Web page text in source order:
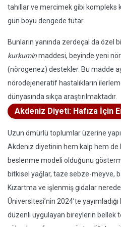
tahıllar ve mercimek gibi kompleks
gün boyu dengede tutar.
Bunların yanında zerdeçal da özel
kurkuminmaddesi, beyinde yeni
(nörogenez) destekler. Bu madde
nörodejeneratif hastalıkların
dünyasında sıkça araştırılmaktadır.
Akdeniz Diyeti: Hafıza İçin
Uzun ömürlü toplumlar üzerine
Akdeniz diyetinin hem kalp hem de
beslenme modeli olduğunu
bitkisel yağlar, taze sebze-meyve,
Kızartma ve işlenmiş gıdalar
Üniversitesi’nin 2024’te
düzenli uygulayan bireylerin bellek